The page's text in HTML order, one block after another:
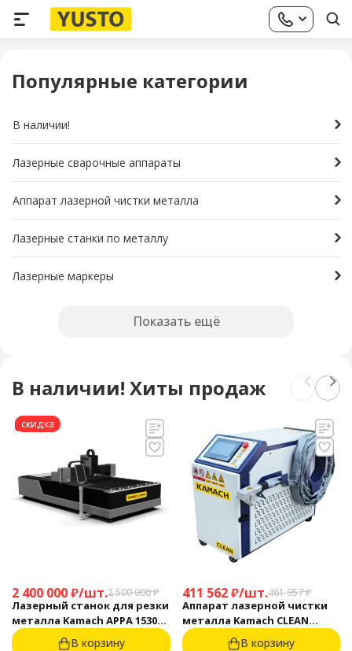
Популярные категории
В наличии!
Лазерные сварочные аппараты
Аппарат лазерной чистки металла
Лазерные станки по металлу
Лазерные маркеры
Показать ещё
В наличии! Хиты продаж
скидка
2 400 000₽/шт.2 500 000₽
Лазерный станок для резки
металла Kamach APPA 1530
(3000 Вт)
В корзину
411 562 ₽/шт.461 957₽
Аппарат лазерной чистки
металла Kamach CLEAN
1500BW
В корзину